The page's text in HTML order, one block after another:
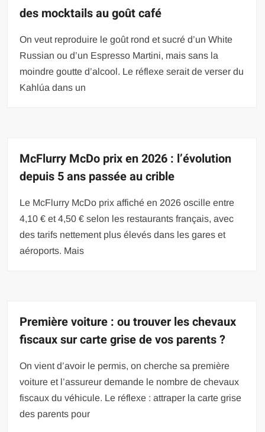
des mocktails au goût café
On veut reproduire le goût rond et sucré d’un White
Russian ou d’un Espresso Martini, mais sans la
moindre goutte d’alcool. Le réflexe serait de verser du
Kahlúa dans un
McFlurry McDo prix en 2026 : l’évolution
depuis 5 ans passée au crible
Le McFlurry McDo prix affiché en 2026 oscille entre
4,10 € et 4,50 € selon les restaurants français, avec
des tarifs nettement plus élevés dans les gares et
aéroports. Mais
Première voiture : ou trouver les chevaux
fiscaux sur carte grise de vos parents ?
On vient d’avoir le permis, on cherche sa première
voiture et l’assureur demande le nombre de chevaux
fiscaux du véhicule. Le réflexe : attraper la carte grise
des parents pour